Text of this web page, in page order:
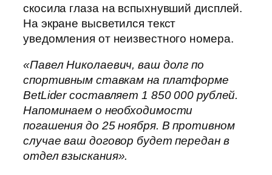
скосила глаза на вспыхнувший дисплей.
На экране высветился текст
уведомления от неизвестного номера.
«Павел Николаевич, ваш долг по
спортивным ставкам на платформе
BetLider составляет 1 850 000 рублей.
Напоминаем о необходимости
погашения до 25 ноября. В противном
случае ваш договор будет передан в
отдел взыскания».